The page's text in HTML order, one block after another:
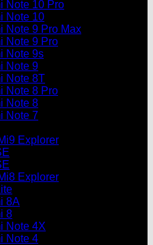
Note 10 Pro
Note 10
Note 9 Pro Max
Note 9 Pro
Note 9s
Note 9
Note 8T
Note 8 Pro
Note 8
Note 7
Explorer
Explorer
8A
8
Note 4X
Note 4